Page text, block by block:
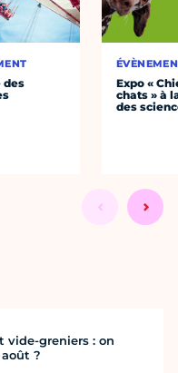
des
Expo «
chats » à
des
vide-greniers : on
?